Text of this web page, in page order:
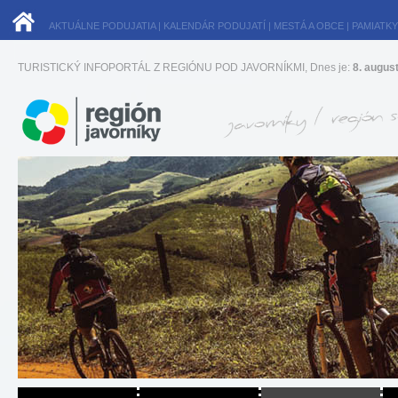
AKTUÁLNE PODUJATIA| KALENDÁR PODUJATÍ | MESTÁ A OBCE | PAMIATKY
TURISTICKÝ INFOPORTÁL Z REGIÓNU POD JAVORNÍKMI, Dnes je: 8.